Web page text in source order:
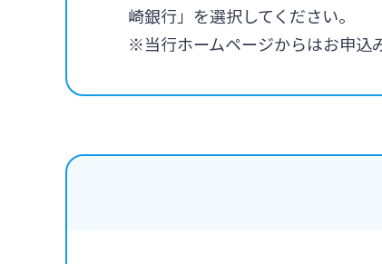
崎銀行」を選択してください。
※当行ホームページからはお申込